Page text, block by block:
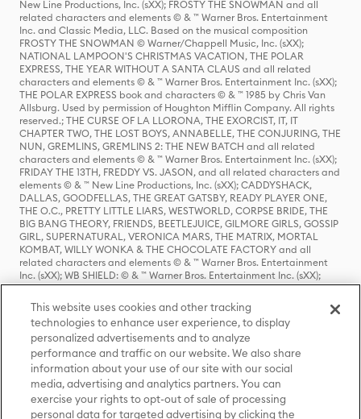
New Line Productions, Inc. (sXX); FROSTY THE SNOWMAN and all
related characters and elements © & ™ Warner Bros. Entertainment
Inc. and Classic Media, LLC. Based on the musical composition
FROSTY THE SNOWMAN © Warner/Chappell Music, Inc. (sXX);
NATIONAL LAMPOON'S CHRISTMAS VACATION, THE POLAR
EXPRESS, THE YEAR WITHOUT A SANTA CLAUS and all related
characters and elements © & ™ Warner Bros. Entertainment Inc. (sXX);
THE POLAR EXPRESS book and characters © & ™ 1985 by Chris Van
Allsburg. Used by permission of Houghton Mifflin Company. All rights
reserved.; THE CURSE OF LA LLORONA, THE EXORCIST, IT, IT
CHAPTER TWO, THE LOST BOYS, ANNABELLE, THE CONJURING, THE
NUN, GREMLINS, GREMLINS 2: THE NEW BATCH and all related
characters and elements © & ™ Warner Bros. Entertainment Inc. (sXX);
FRIDAY THE 13TH, FREDDY VS. JASON, and all related characters and
elements © & ™ New Line Productions, Inc. (sXX); CADDYSHACK,
DALLAS, GOODFELLAS, THE GREAT GATSBY, READY PLAYER ONE,
THE O.C., PRETTY LITTLE LIARS, WESTWORLD, CORPSE BRIDE, THE
BIG BANG THEORY, FRIENDS, BEETLEJUICE, GILMORE GIRLS, GOSSIP
GIRL, SUPERNATURAL, VERONICA MARS, THE MATRIX, MORTAL
KOMBAT, WILLY WONKA & THE CHOCOLATE FACTORY and all
related characters and elements © & ™ Warner Bros. Entertainment
Inc. (sXX); WB SHIELD: © & ™ Warner Bros. Entertainment Inc. (sXX);
HOUSE OF THE DRAGON, GAME OF THRONES, and all related
characters and elements © & ™ Home Box Office, Inc. (sXX); CHILLING
ADVENTURES OF SABRINA, RIVERDALE © & ™ Warner Bros.
Entertainment Inc. Archie Comics and all related characters and
elements © & ™ Archie Comic Publications, Inc. Used with permission.
(sXX); SEINFELD and all related characters and elements © & ™ Castle
Rock Entertainment. (sXX); TED LASSO © & ™ Warner Bros.
Entertainment Inc. & Universal Television LLC (sXX); THE HOBBIT: AN
UNEXPECTED JOURNEY, THE HOBBIT: THE DESOLATION OF SMAUG,
THE HOBBIT: THE BATTLE OF THE FIVE ARMIES, THE LORD OF THE
This website uses cookies and other tracking
technologies to enhance user experience, to display
personalized advertisements and to analyze
performance and traffic on our website. We also share
information about your use of our site with our social
media, advertising and analytics partners. You can
exercise your rights to opt-out of sale of processing
personal data for targeted advertising by clicking the